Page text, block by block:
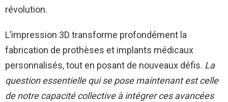
révolution.
L’impression 3D transforme profondément la
fabrication de prothèses et implants médicaux
personnalisés, tout en posant de nouveaux défis. La
question essentielle qui se pose maintenant est celle
de notre capacité collective à intégrer ces avancées